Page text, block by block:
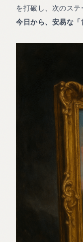
を打破し、次のステ
今日から、安易な